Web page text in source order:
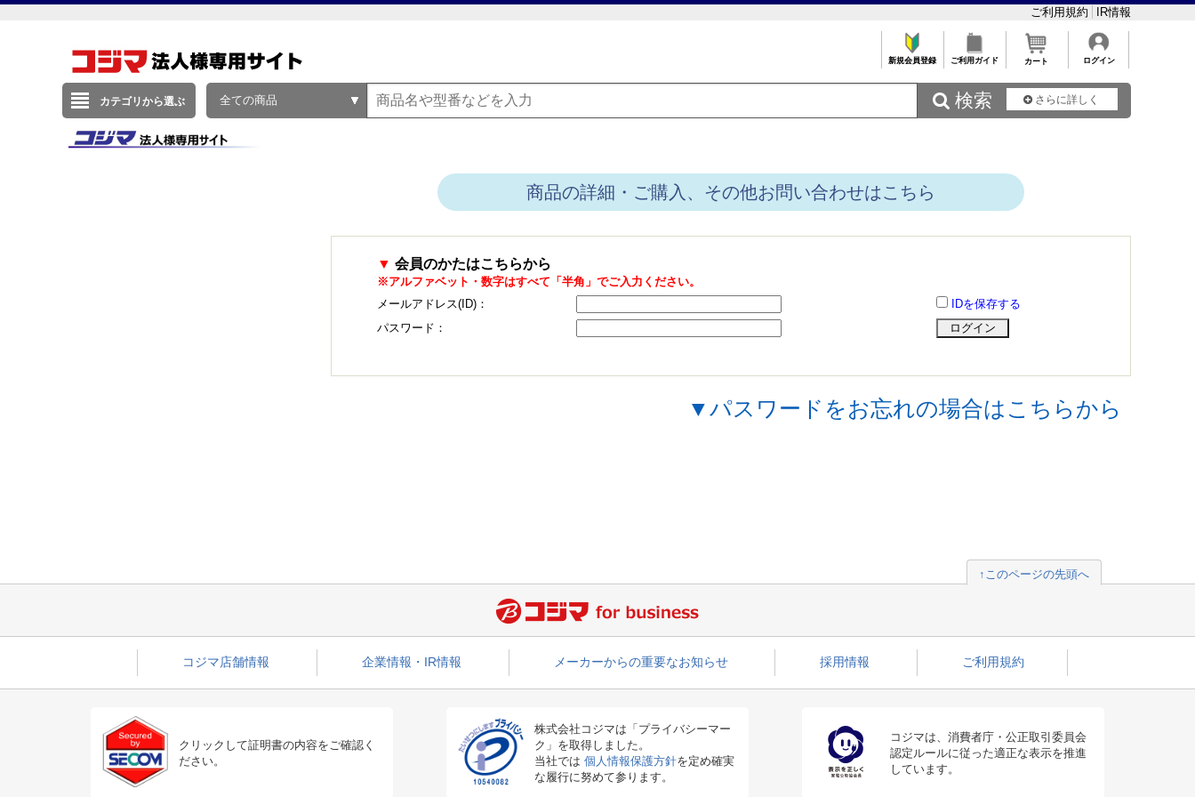
ご利用規約 IR情報
新規会員登録 ご利用ガイド カート ログイン
カテゴリから選ぶ 全ての商品  検索 さらに詳しく
商品の詳細・ご購入、その他お問い合わせはこちら
▼ 会員のかたはこちらから
※アルファベット・数字はすべて「半角」でご入力ください。
メールアドレス(ID)：
IDを保存する
パスワード：
▼パスワードをお忘れの場合はこちらから
↑このページの先頭へ
コジマ店舗情報 企業情報・IR情報 メーカーからの重要なお知らせ 採用情報 ご利用規約
クリックして証明書の内容をご確認く
ださい。
株式会社コジマは「プライバシーマー
ク」を取得しました。
当社では 個人情報保護方針を定め確実
な履行に努めて参ります。
コジマは、消費者庁・公正取引委員会
認定ルールに従った適正な表示を推進
しています。